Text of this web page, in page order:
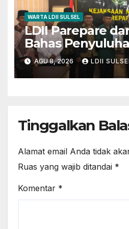
WARTA LDII SULSEL
LDII Parepare
Bahas
untuk Warga dan
AGU 8, 2026 LDII
Tinggalkan
Alamat email Anda tidak
Ruas yang wajib ditandai *
Komentar *